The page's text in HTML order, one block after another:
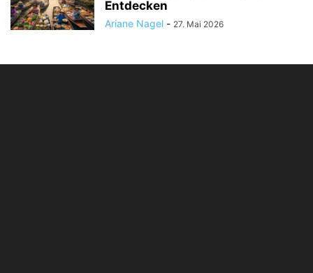
Entdecken
Ariane Nagel - 27. Mai 2026